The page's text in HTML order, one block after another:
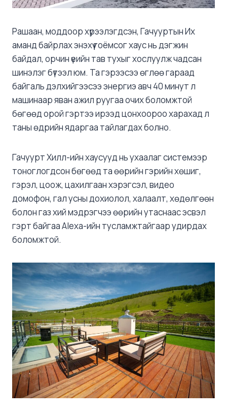
Рашаан, моддоор хүрээлэгдсэн, Гачууртын Их
аманд байрлах энэхүү гоёмсог хаус нь дэгжин
байдал, орчин үеийн тав тухыг хослуулж чадсан
шинэлэг бүтээл юм. Та гэрээсээ өглөө гараад
байгаль дэлхийгээсээ энергиэ авч 40 минут л
машинаар яван ажил руугаа очих боломжтой
бөгөөд орой гэртээ ирээд цонхоороо харахад л
таны өдрийн ядаргаа тайлагдах болно.
Гачуурт Хилл-ийн хаусууд нь ухаалаг системээр
тоноглогдсон бөгөөд та өөрийн гэрийн хөшиг,
гэрэл, цоож, цахилгаан хэрэгсэл, видео
домофон, гал усны дохиолол, халаалт, хөдөлгөөн
болон газ хий мэдрэгчээ өөрийн утаснаас эсвэл
гэрт байгаа Alexa-ийн тусламжтайгаар удирдах
боломжтой.